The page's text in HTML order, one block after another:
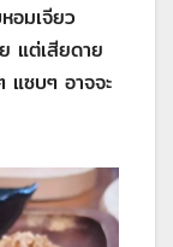
อมเจียว
แต่เสียดาย
แซบๆ อาจจะ